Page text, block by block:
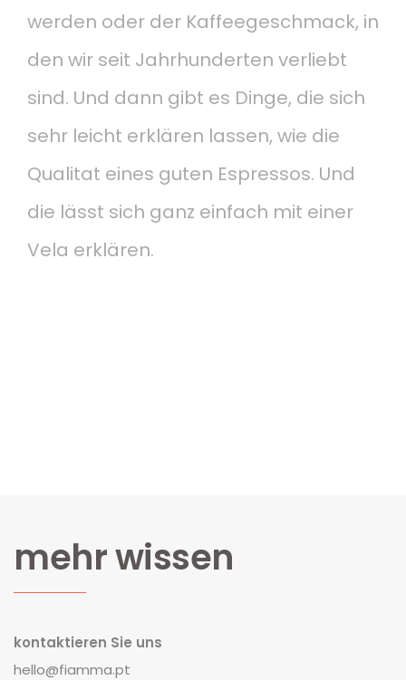
werden oder der Kaffeegeschmack, in
den wir seit Jahrhunderten verliebt
sind. Und dann gibt es Dinge, die sich
sehr leicht erklären lassen, wie die
Qualitat eines guten Espressos. Und
die lässt sich ganz einfach mit einer
Vela erklären.
mehr wissen
kontaktieren Sie uns
hello@fiamma.pt